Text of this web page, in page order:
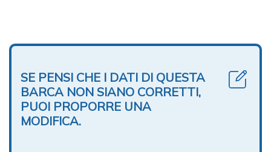
SE PENSI CHE I DATI DI QUESTA
BARCA NON SIANO CORRETTI,
PUOI PROPORRE UNA
MODIFICA.